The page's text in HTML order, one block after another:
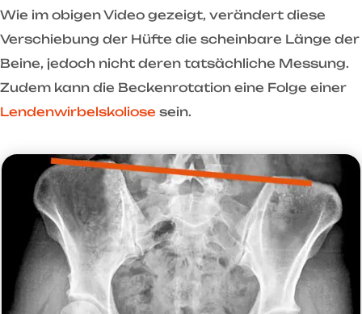
Wie im obigen Video gezeigt, verändert diese
Verschiebung der Hüfte die scheinbare Länge der
Beine, jedoch nicht deren tatsächliche Messung.
Zudem kann die Beckenrotation eine Folge einer
Lendenwirbelskoliose sein.